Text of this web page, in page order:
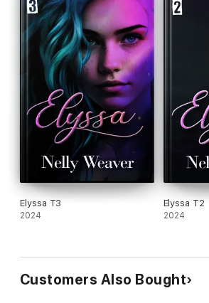
Elyssa T3
2024
Elyssa T2
2024
Customers Also Bought